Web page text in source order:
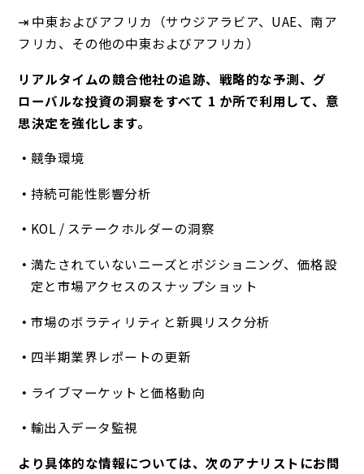
⇥ 中東およびアフリカ（サウジアラビア、UAE、南ア
フリカ、その他の中東およびアフリカ）
リアルタイムの競合他社の追跡、戦略的な予測、グ
ローバルな投資の洞察をすべて 1 か所で利用して、意
思決定を強化します。
競争環境
持続可能性影響分析
KOL / ステークホルダーの洞察
満たされていないニーズとポジショニング、価格設
定と市場アクセスのスナップショット
市場のボラティリティと新興リスク分析
四半期業界レポートの更新
ライブマーケットと価格動向
輸出入データ監視
より具体的な情報については、次のアナリストにお問